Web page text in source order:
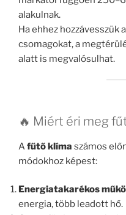
alakulnak.
Ha ehhez hozzávesszük
csomagokat, a
alatt is megvalósulhat.
🔥 Miért éri meg
Afűtő klíma számos
módokhoz képest:
Energiatakarékos
energia, több leadott hő.